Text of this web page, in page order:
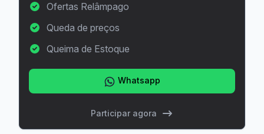
Ofertas Relâmpago
Queda de preços
Queima de Estoque
Whatsapp
Participar agora